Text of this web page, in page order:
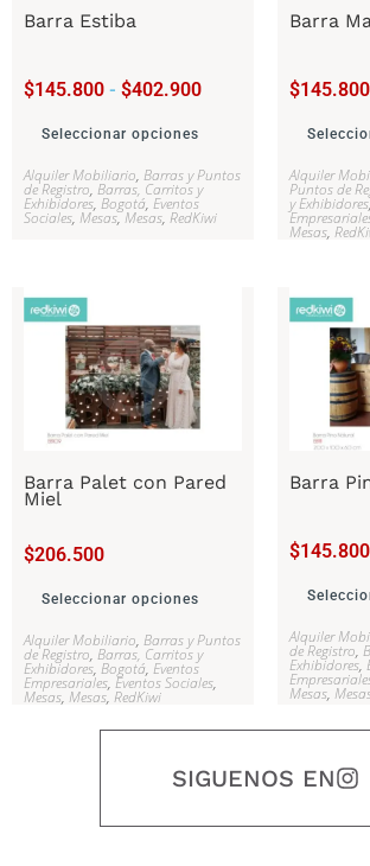
Barra Estiba
$145.800 - $402.900
Seleccionar opciones
Alquiler Mobiliario, Barras y Puntos
de Registro, Barras, Carritos y
Exhibidores, Bogotá, Eventos
Sociales, Mesas,Mesas, RedKiwi
Barra
$145.800
Alquiler
Puntos de
y Exhibidores
Mesas,
Barra Palet con Pared
Miel
$206.500
Seleccionar opciones
Alquiler Mobiliario, Barras y Puntos
de Registro, Barras, Carritos y
Exhibidores, Bogotá, Eventos
Empresariales, Eventos Sociales,
Mesas, Mesas, RedKiwi
Barra
$145.800
Alquiler
de Registro,
Exhibidores,
Mesas,
SIGUENOS EN